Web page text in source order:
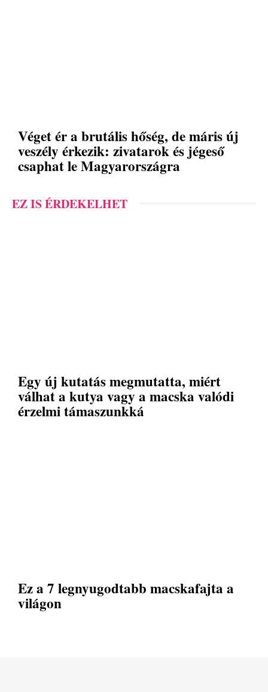
Véget ér a brutális hőség, de máris új
veszély érkezik: zivatarok és jégeső
csaphat le Magyarországra
EZ IS ÉRDEKELHET
Egy új kutatás megmutatta, miért
válhat a kutya vagy a macska valódi
érzelmi támaszunkká
Ez a 7 legnyugodtabb macskafajta a
világon